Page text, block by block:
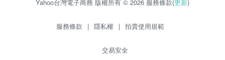
Yahoo台灣電子商務 版權所有 © 2026 服務條款(更新)
服務條款 | 隱私權 | 拍賣使用規範
交易安全